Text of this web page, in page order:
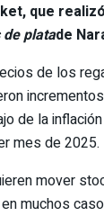
que
platade
de los
de la
mes de 2025.
mover
muchos